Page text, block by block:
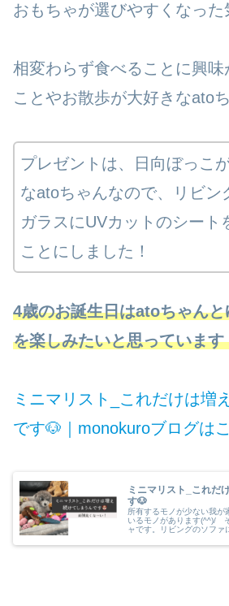
おもちゃが選びやすくなった
相変わらず食べることに興
ことやお散歩が大好きなato
プレゼントは、日向ぼっこ
なatoちゃんなので、リビン
ガラスにUVカットのシート
ことにしました！
4歳のお誕生日はatoちゃん
を楽しみたいと思っています
ミニマリスト_これだけは増
です🐶｜monokuroブログは
ミニマリスト_これだ
す🐶
所有するモノが少ない我が
いるモノがあります(^^)/
ャです。リビングのソファ
していてもストレスはあり